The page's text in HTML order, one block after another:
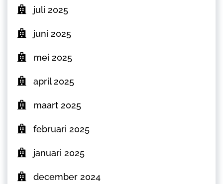
juli 2025
juni 2025
mei 2025
april 2025
maart 2025
februari 2025
januari 2025
december 2024